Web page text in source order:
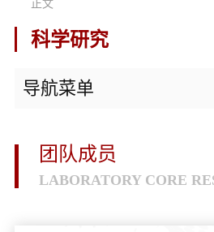
正文
科学研究
导航菜单
团队成员
LABORATORY CORE